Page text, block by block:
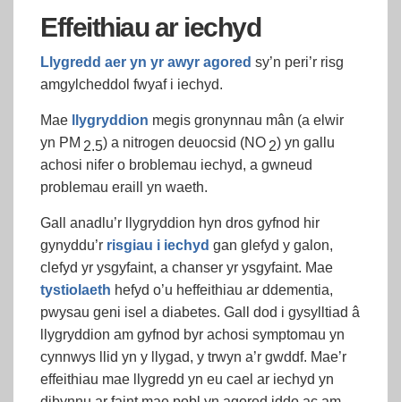
Effeithiau ar iechyd
Llygredd aer yn yr awyr agored sy’n peri’r risg
amgylcheddol fwyaf i iechyd.
Mae llygryddion megis gronynnau mân (a elwir
yn PM 2.5) a nitrogen deuocsid (NO 2) yn gallu
achosi nifer o broblemau iechyd, a gwneud
problemau eraill yn waeth.
Gall anadlu’r llygryddion hyn dros gyfnod hir
gynyddu’r risgiau i iechyd gan glefyd y galon,
clefyd yr ysgyfaint, a chanser yr ysgyfaint. Mae
tystiolaeth hefyd o’u heffeithiau ar ddementia,
pwysau geni isel a diabetes. Gall dod i gysylltiad â
llygryddion am gyfnod byr achosi symptomau yn
cynnwys llid yn y llygad, y trwyn a’r gwddf. Mae’r
effeithiau mae llygredd yn eu cael ar iechyd yn